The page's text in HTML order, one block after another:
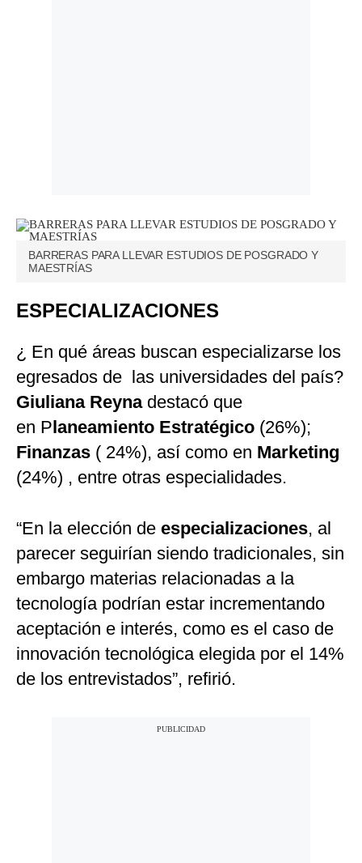
BARRERAS PARA LLEVAR ESTUDIOS DE POSGRADO Y
MAESTRÍAS
ESPECIALIZACIONES
¿ En qué áreas buscan especializarse los
egresados de las universidades del país?
Giuliana Reynadestacó que
en Planeamiento Estratégico (26%);
Finanzas ( 24%), así como en Marketing
(24%) , entre otras especialidades.
“En la elección de especializaciones, al
parecer seguirían siendo tradicionales, sin
embargo materias relacionadas a la
tecnología podrían estar incrementando
aceptación e interés, como es el caso de
innovación tecnológica elegida por el 14%
de los entrevistados”, refirió.